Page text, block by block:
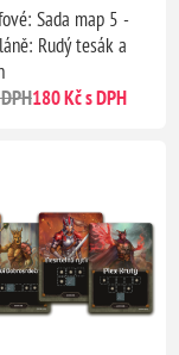
Sada map 5 -
Rudý tesák a
180 Kč s DPH